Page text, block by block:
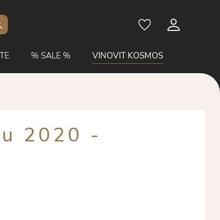
% SALE % VINOVIT KOSMOS
2020 -